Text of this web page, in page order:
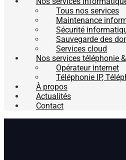
Tous nos services
Maintenance
Sécurité
Sauvegarde des
Services cloud
Nos services téléphonie
Opérateur internet
Téléphonie IP,
À propos
Actualités
Contact